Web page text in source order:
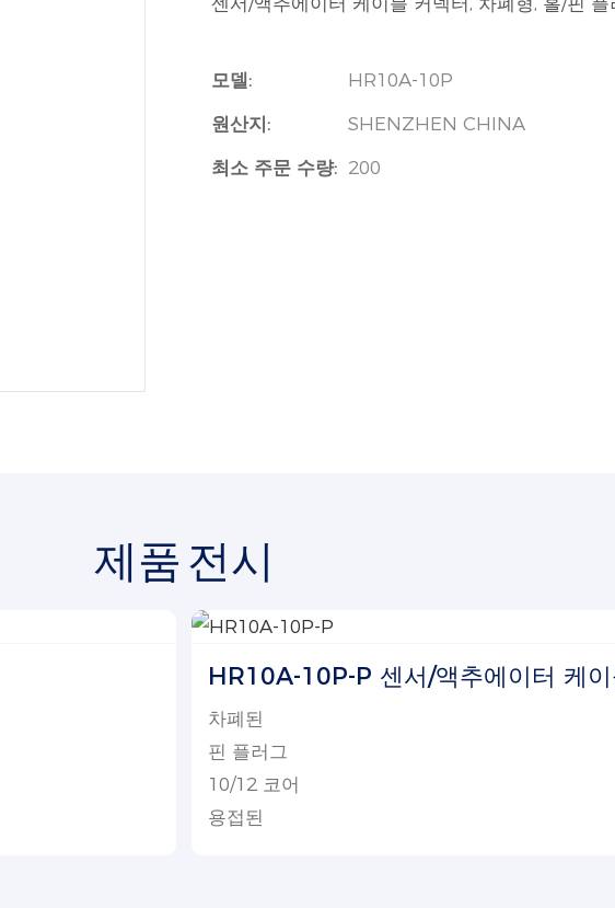
모델:
HR10A-10P
원산지:
SHENZHEN CHINA
최소 주문 수량: 200
제품 전시
HR10A-10P-P 센서/액추에이터 케이
차폐된
핀 플러그
10/12 코어
용접된